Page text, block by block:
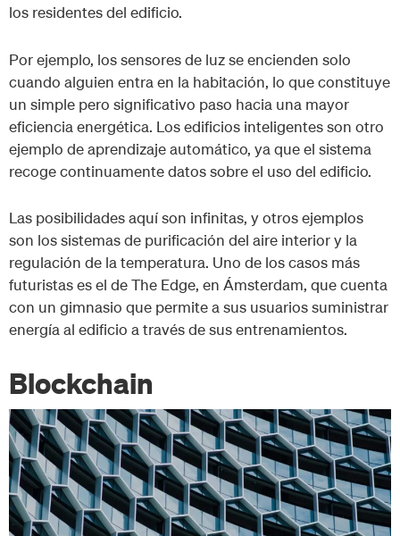
los residentes del edificio.
Por ejemplo, los sensores de luz se encienden solo
cuando alguien entra en la habitación, lo que constituye
un simple pero significativo paso hacia una mayor
eficiencia energética. Los edificios inteligentes son otro
ejemplo de aprendizaje automático, ya que el sistema
recoge continuamente datos sobre el uso del edificio.
Las posibilidades aquí son infinitas, y otros ejemplos
son los sistemas de purificación del aire interior y la
regulación de la temperatura. Uno de los casos más
futuristas es el de The Edge, en Ámsterdam, que cuenta
con un gimnasio que permite a sus usuarios suministrar
energía al edificio a través de sus entrenamientos.
Blockchain